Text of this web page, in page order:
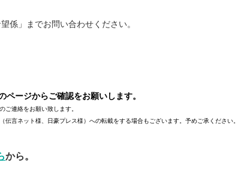
」までお問い合わせください。
ページからご確認をお願いします。
ご連絡をお願い致します。
言ネット様、日豪プレス様）への転載をする場合もございます。予めご承ください。
から。